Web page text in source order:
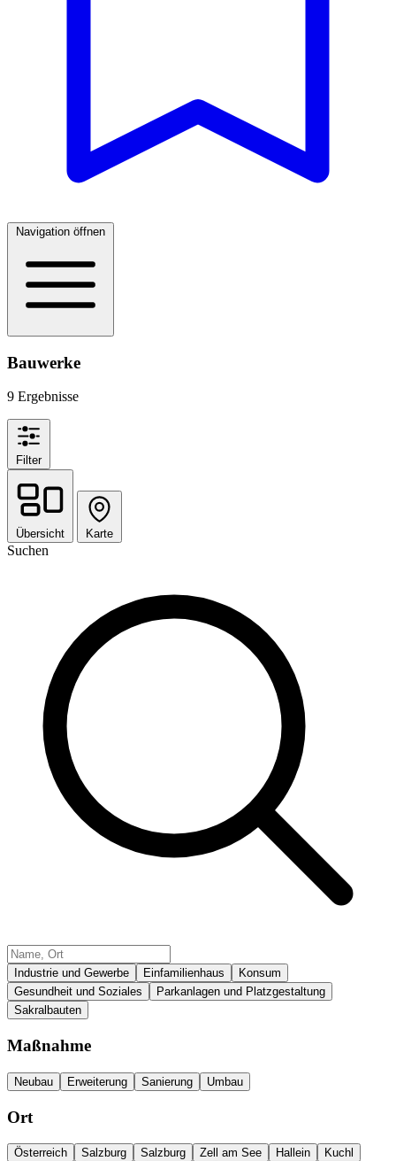
Navigation öffnen
Bauwerke
9 Ergebnisse
Filter
Übersicht Karte
Suchen
Industrie und Gewerbe Einfamilienhaus
Konsum
Gesundheit und Soziales
Parkanlagen und Platzgestaltung
Sakralbauten
Maßnahme
Neubau Erweiterung Sanierung Umbau
Ort
Österreich Salzburg Salzburg Zell am See Hallein
Kuchl